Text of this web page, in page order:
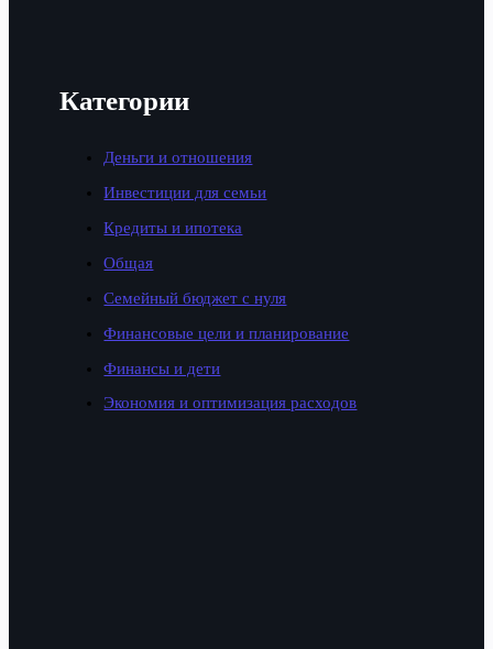
Категории
Деньги и отношения
Инвестиции для семьи
Кредиты и ипотека
Общая
Семейный бюджет с нуля
Финансовые цели и планирование
Финансы и дети
Экономия и оптимизация расходов